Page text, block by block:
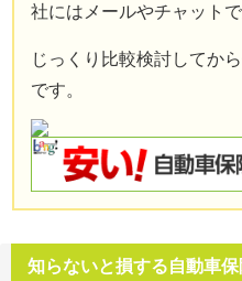
社にはメールやチャット
じっくり比較検討してか
です。
知らないと損する自動車